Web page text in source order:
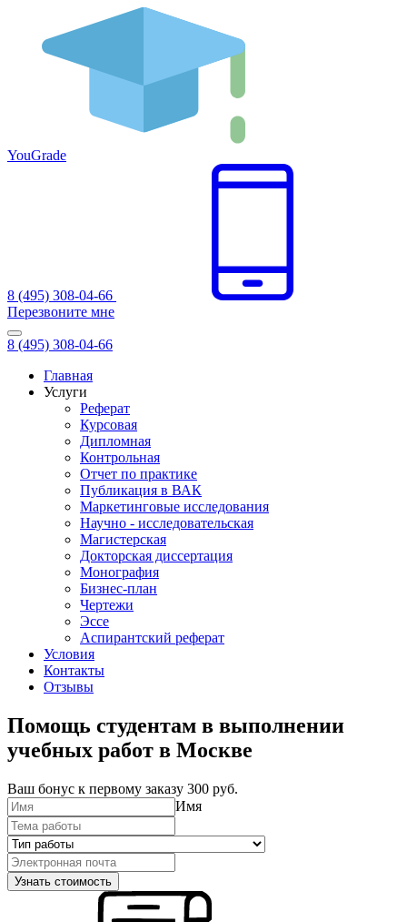
YouGrade
8 (495) 308-04-66
Перезвоните мне
8 (495) 308-04-66
Главная
Услуги
Реферат
Курсовая
Дипломная
Контрольная
Отчет по практике
Публикация в ВАК
Маркетинговые исследования
Научно - исследовательская
Магистерская
Докторская диссертация
Монография
Бизнес-план
Чертежи
Эссе
Аспирантский реферат
Условия
Контакты
Отзывы
Помощь студентам в выполнении
учебных работ в Москве
Ваш бонус к первому заказу 300 руб.
Имя